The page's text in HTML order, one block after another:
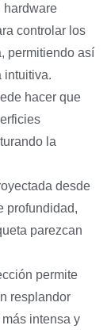
hardware
controlar los
permitiendo así
intuitiva.
hacer que
la
desde
profundidad,
parezcan
permite
resplandor
intensa y